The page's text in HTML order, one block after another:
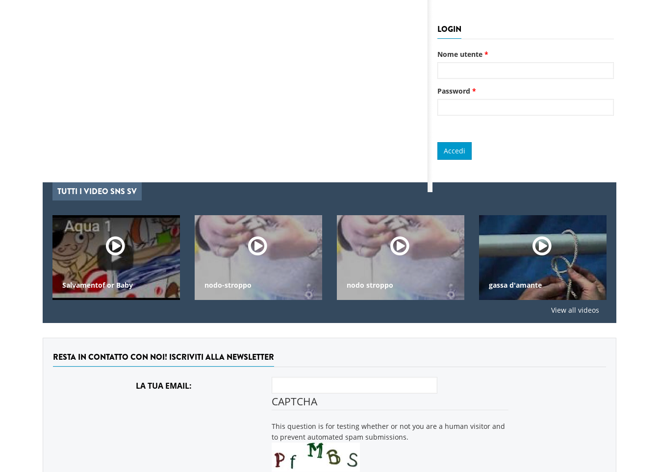
LOGIN
Nome utente *
Password *
TUTTI I VIDEO SNS SV
Salvamentof or Baby nodo-stroppo nodo stroppo gassa d'amante
View all videos
RESTA IN CONTATTO CON NOI! ISCRIVITI ALLA NEWSLETTER
LA TUA EMAIL:
CAPTCHA
This question is for testing whether or not you are a human visitor and
to prevent automated spam submissions.